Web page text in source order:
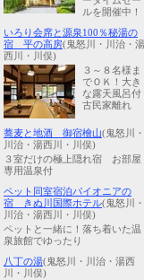
ルを開催中！
いろり会席と源泉100％秘湯の
宿 平の高房(鬼怒川・川治・湯
西川・川俣)
３～８名様ま
でＯＫ！大き
な露天風呂付
古民家離れ
蕎麦と地酒 御宿檜山(鬼怒川・
川治・湯西川・川俣)
３室だけの極上隠れ宿 お部屋
専用温泉付
ペット同室宿泊パイオニアの
宿 きぬ川国際ホテル(鬼怒川・
川治・湯西川・川俣)
ペットと一緒に！落ち着いた温
泉旅館でゆったり
八丁の湯(鬼怒川・川治・湯西
川・川俣)